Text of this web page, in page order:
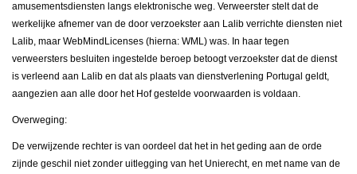
amusementsdiensten langs elektronische weg. Verweerster stelt dat de
werkelijke afnemer van de door verzoekster aan Lalib verrichte diensten niet
Lalib, maar WebMindLicenses (hierna: WML) was. In haar tegen
verweersters besluiten ingestelde beroep betoogt verzoekster dat de dienst
is verleend aan Lalib en dat als plaats van dienstverlening Portugal geldt,
aangezien aan alle door het Hof gestelde voorwaarden is voldaan.
Overweging:
De verwijzende rechter is van oordeel dat het in het geding aan de orde
zijnde geschil niet zonder uitlegging van het Unierecht, en met name van de